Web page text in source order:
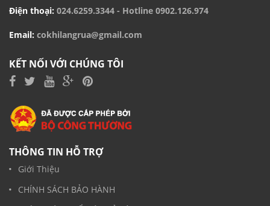
Điện thoại: 024.6259.3344 - Hotline 0902.126.974
Email: cokhilangrua@gmail.com
KẾT NỐI VỚI CHÚNG TÔI
THÔNG TIN HỖ TRỢ
Giới Thiệu
CHÍNH SÁCH BẢO HÀNH